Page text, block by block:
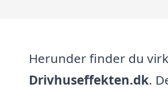
Herunder finder du
Drivhuseffekten.dk.